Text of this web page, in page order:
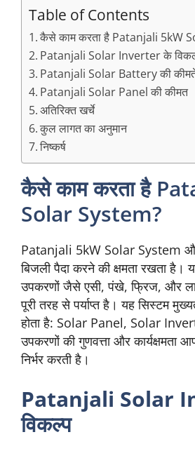
Table of Contents
कैसे काम करता है Patanjali 5kW
Patanjali Solar Inverter के
Patanjali Solar Battery की
Patanjali Solar Panel की कीमत
अतिरिक्त खर्चे
कुल लागत का अनुमान
निष्कर्ष
कैसे काम करता है
Solar System?
Patanjali 5kW Solar System
बिजली पैदा करने की क्षमता रखता
उपकरणों जैसे एसी, पंखे, फ्रिज, और
पूरी तरह से पर्याप्त है। यह सिस्टम
होता है: Solar Panel, Solar
उपकरणों की गुणवत्ता और
निर्भर करती है।
Patanjali Solar
विकल्प